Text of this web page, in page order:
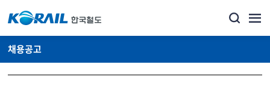
채용공고